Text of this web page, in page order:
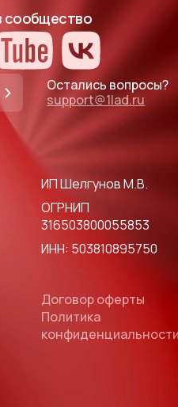
сообщество
Остались вопросы?
support@1lad.ru
ИП Шелгунов М.В.
ОГРНИП
316503800055853
ИНН: 503810895750
Договор оферты
Политика